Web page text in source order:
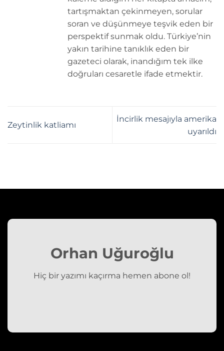
tartışmaktan çekinmeyen, sorular
soran ve düşünmeye teşvik eden bir
perspektif sunmak oldu. Türkiye’nin
yakın tarihine tanıklık eden bir
gazeteci olarak, inandığım tek ilke
doğruları cesaretle ifade etmektir.
Zeytinlik katliamı
İncirlik mesajıyla amerika
uyarıldı
Orhan Uğuroğlu
Hiç bir yazımı kaçırma hemen abone ol!